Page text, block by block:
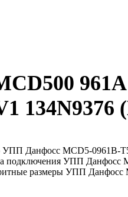
134N9376